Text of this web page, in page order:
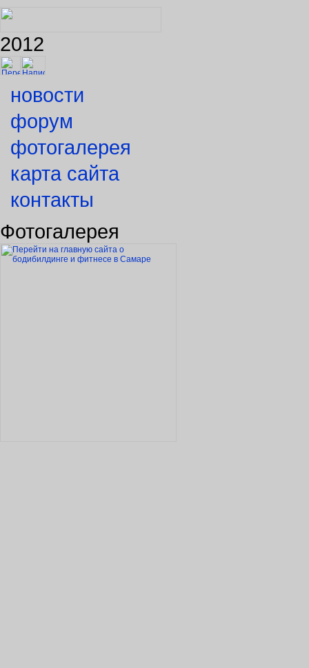
2012
новости
форум
фотогалерея
карта сайта
контакты
Фотогалерея